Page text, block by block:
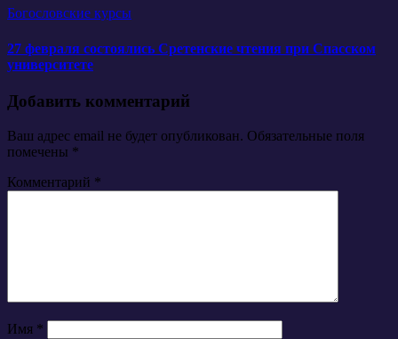
Богословские курсы
27 февраля состоялись Сретенские чтения при Спасском
университете
Добавить комментарий
Ваш адрес email не будет опубликован. Обязательные поля
помечены *
Комментарий *
Имя *